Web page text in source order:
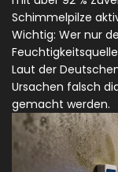
Schimmelpilze
Wichtig: Wer nur
Laut der
Ursachen falsch
gemacht werden.